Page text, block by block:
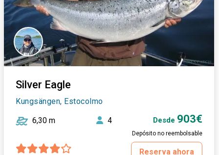
Silver Eagle
Kungsängen, Estocolmo
6,30 m 4 Desde 903€
Depósito no reembolsable
Reserva ahora